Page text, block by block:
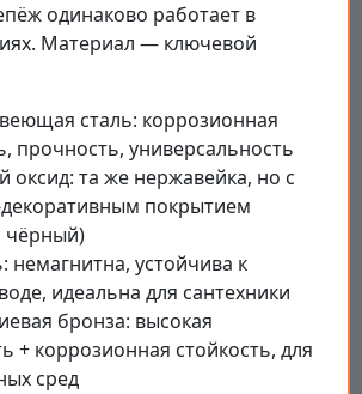
одинаково работает в
Материал — ключевой
сталь: коррозионная
прочность, универсальность
та же нержавейка, но с
покрытием
чёрный)
немагнитна, устойчива к
идеальна для сантехники
бронза: высокая
+ коррозионная стойкость, для
сред